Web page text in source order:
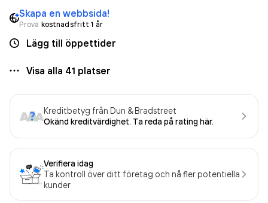
Skapa en webbsida!
Prova kostnadsfritt 1 år
Lägg till öppettider
Visa alla 41 platser
Kreditbetyg från Dun & Bradstreet
Okänd kreditvärdighet. Ta reda på rating här.
Verifiera idag
Ta kontroll över ditt företag och nå fler potentiella
kunder